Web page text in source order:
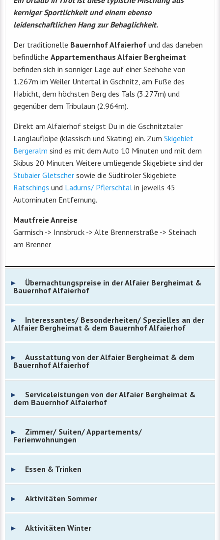
kerniger Sportlichkeit und einem ebenso
leidenschaftlichen Hang zur Behaglichkeit.
Der traditionelle Bauernhof Alfaierhof und das daneben
befindliche Appartementhaus Alfaier Bergheimat
befinden sich in sonniger Lage auf einer Seehöhe von
1.267m im Weiler Untertal in Gschnitz, am Fuße des
Habicht, dem höchsten Berg des Tals (3.277m) und
gegenüber dem Tribulaun (2.964m).
Direkt am Alfaierhof steigst Du in die Gschnitztaler
Langlaufloipe (klassisch und Skating) ein. Zum Skigebiet
Bergeralm sind es mit dem Auto 10 Minuten und mit dem
Skibus 20 Minuten. Weitere umliegende Skigebiete sind der
Stubaier Gletscher sowie die Südtiroler Skigebiete
Ratschings und Ladurns/ Pflerschtal in jeweils 45
Autominuten Entfernung.
Mautfreie Anreise
Garmisch -> Innsbruck -> Alte Brennerstraße -> Steinach
am Brenner
Übernachtungspreise in der Alfaier Bergheimat &
Bauernhof Alfaierhof
Interessantes/ Besonderheiten/ Spezielles an der
Alfaier Bergheimat & dem Bauernhof Alfaierhof
Ausstattung von der Alfaier Bergheimat & dem
Bauernhof Alfaierhof
Serviceleistungen von der Alfaier Bergheimat &
dem Bauernhof Alfaierhof
Zimmer/ Suiten/ Appartements/
Ferienwohnungen
Essen & Trinken
Aktivitäten Sommer
Aktivitäten Winter